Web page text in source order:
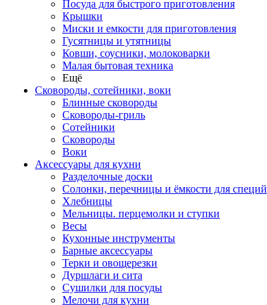
Посуда для быстрого приготовления
Крышки
Миски и емкости для приготовления
Гусятницы и утятницы
Ковши, соусники, молоковарки
Малая бытовая техника
Ещё
Сковороды, сотейники, воки
Блинные сковороды
Сковороды-гриль
Сотейники
Сковороды
Воки
Аксессуары для кухни
Разделочные доски
Солонки, перечницы и ёмкости для специй
Хлебницы
Мельницы. перцемолки и ступки
Весы
Кухонные инструменты
Барные аксессуары
Терки и овощерезки
Дуршлаги и сита
Сушилки для посуды
Мелочи для кухни